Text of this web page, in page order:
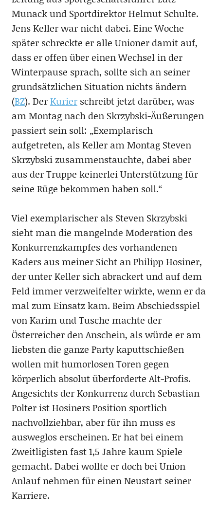
Munack und Sportdirektor Helmut Schulte.
Jens Keller war nicht dabei. Eine Woche
später schreckte er alle Unioner damit auf,
dass er offen über einen Wechsel in der
Winterpause sprach, sollte sich an seiner
grundsätzlichen Situation nichts ändern
(BZ). DerKurierschreibt jetzt darüber, was
am Montag nach den Skrzybski-Äußerungen
passiert sein soll: „Exemplarisch
aufgetreten, als Keller am Montag Steven
Skrzybski zusammenstauchte, dabei aber
aus der Truppe keinerlei Unterstützung für
seine Rüge bekommen haben soll.“
Viel exemplarischer als Steven Skrzybski
sieht man die mangelnde Moderation des
Konkurrenzkampfes des vorhandenen
Kaders aus meiner Sicht an Philipp Hosiner,
der unter Keller sich abrackert und auf dem
Feld immer verzweifelter wirkte, wenn er da
mal zum Einsatz kam. Beim Abschiedsspiel
von Karim und Tusche machte der
Österreicher den Anschein, als würde er am
liebsten die ganze Party kaputtschießen
wollen mit humorlosen Toren gegen
körperlich absolut überforderte Alt-Profis.
Angesichts der Konkurrenz durch Sebastian
Polter ist Hosiners Position sportlich
nachvollziehbar, aber für ihn muss es
ausweglos erscheinen. Er hat bei einem
Zweitligisten fast 1,5 Jahre kaum Spiele
gemacht. Dabei wollte er doch bei Union
Anlauf nehmen für einen Neustart seiner
Karriere.